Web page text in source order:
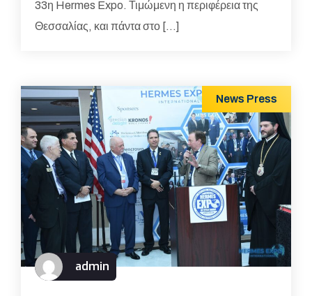
33η Hermes Expo. Τιμώμενη η περιφέρεια της
Θεσσαλίας, και πάντα στο […]
News Press
admin